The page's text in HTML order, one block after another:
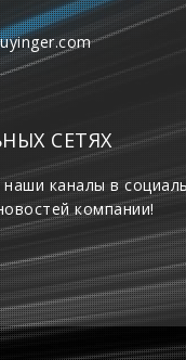
СЕТЯХ
каналы в
компании!